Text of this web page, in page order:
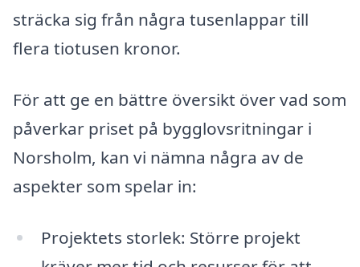
sträcka sig från några tusenlappar till
flera tiotusen kronor.
För att ge en bättre översikt över vad som
påverkar priset på bygglovsritningar i
Norsholm, kan vi nämna några av de
aspekter som spelar in:
Projektets storlek: Större projekt